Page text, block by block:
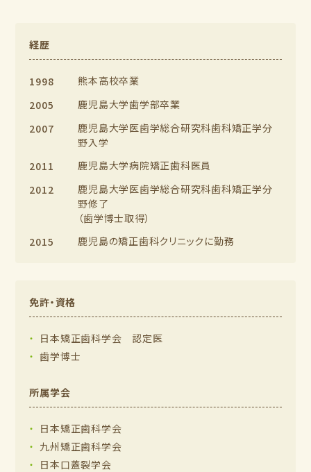
経歴
1998
熊本高校卒業
2005
鹿児島大学歯学部卒業
2007
鹿児島大学医歯学総合研究科歯科矯正学分
野入学
2011
鹿児島大学病院矯正歯科医員
2012
鹿児島大学医歯学総合研究科歯科矯正学分
野修了
（歯学博士取得）
2015
鹿児島の矯正歯科クリニックに勤務
免許・資格
日本矯正歯科学会 認定医
歯学博士
所属学会
日本矯正歯科学会
九州矯正歯科学会
日本口蓋裂学会